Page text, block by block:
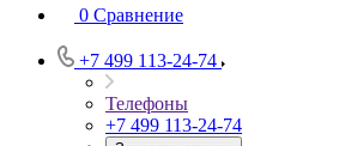
0 Сравнение
+7 499 113-24-74
Телефоны
+7 499 113-24-74